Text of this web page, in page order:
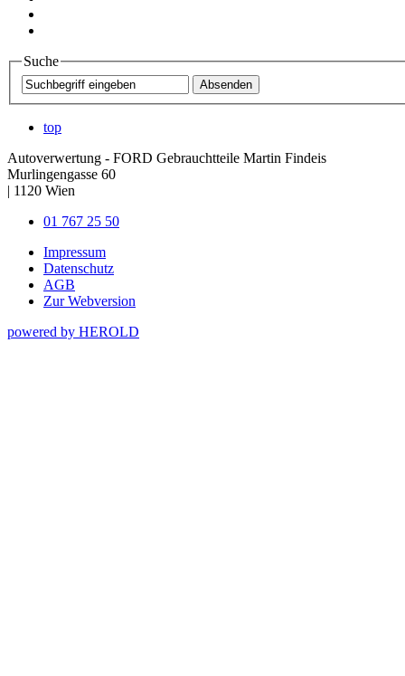
Suche
top
Autoverwertung - FORD Gebrauchtteile Martin Findeis
Murlingengasse 60
| 1120 Wien
01 767 25 50
Impressum
Datenschutz
AGB
Zur Webversion
powered by HEROLD